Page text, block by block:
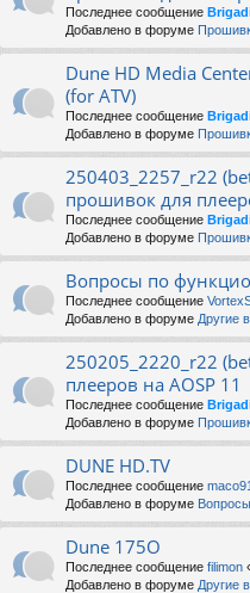
Последнее сообщение
Добавлено в форуме
Dune HD Media
(for ATV)
Последнее сообщение
Добавлено в форуме
250403_2257_r22
прошивок для
Последнее сообщение
Добавлено в форуме
Вопросы по
Последнее сообщение
Добавлено в форуме Другие
250205_2220_r22
плееров на AOSP 11
Последнее сообщение
Добавлено в форуме
DUNE HD.TV
Последнее сообщение
Добавлено в форуме
Dune 175O
Последнее сообщение filimon
Добавлено в форуме Другие